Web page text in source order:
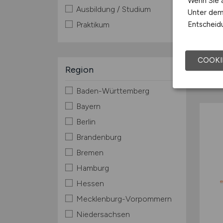
Ausbildung / Studium
Praktikum
Region
Baden-Württemberg
Bayern
Berlin
Brandenburg
Bremen
Hamburg
Hessen
Mecklenburg-Vorpommern
Niedersachsen
Unter